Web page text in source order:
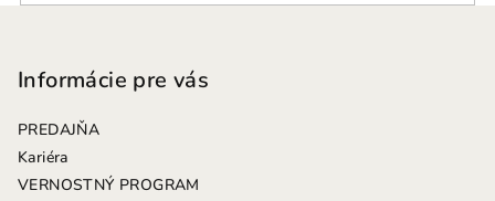
Informácie pre vás
PREDAJŇA
Kariéra
VERNOSTNÝ PROGRAM